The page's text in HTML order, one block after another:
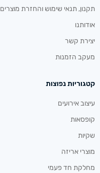
תקנון, תנאי שימוש והחזרת מוצרים
אודותנו
יצירת קשר
מעקב הזמנות
קטגוריות נפוצות
עיצוב אירועים
קופסאות
שקיות
מוצרי אריזה
מחלקת חד פעמי